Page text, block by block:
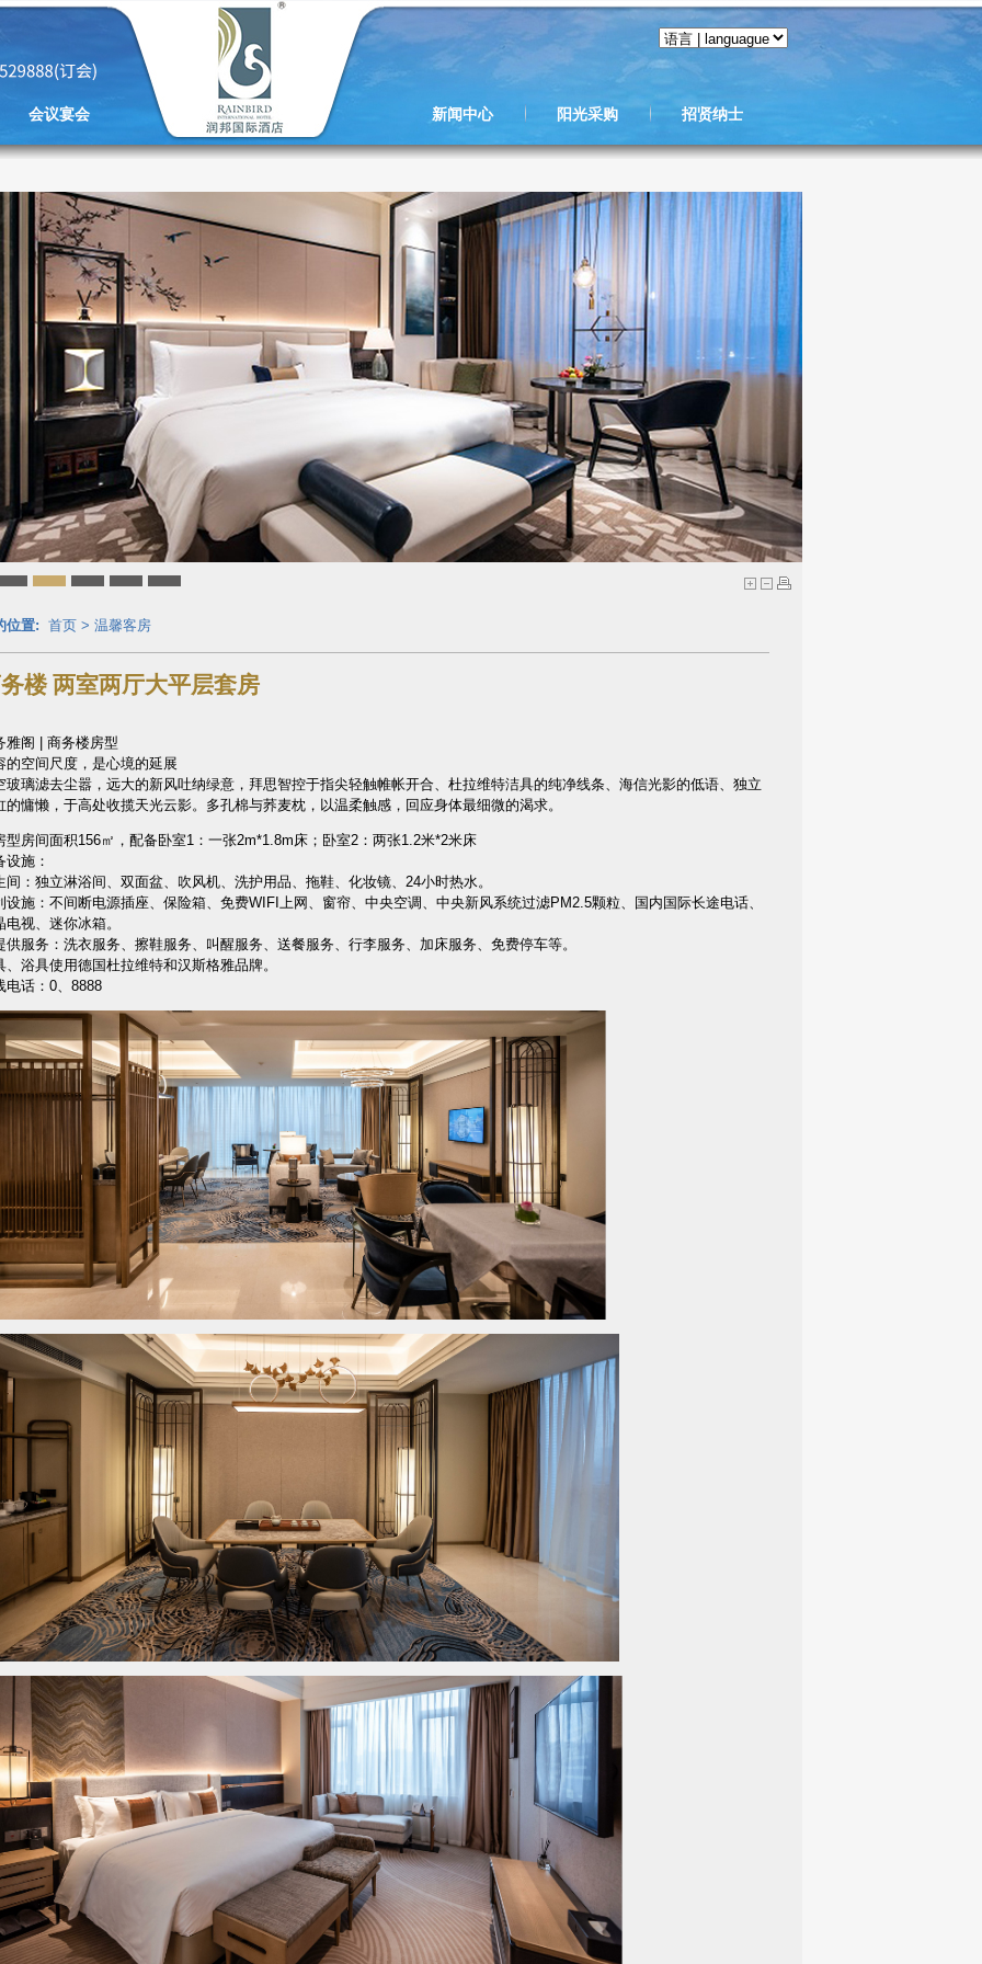
会议宴会 新闻中心 阳光采购 招贤纳士
位置: 首页 > 温馨客房
楼 两室两厅大平层套房
雅阁 | 商务楼房型
的空间尺度，是心境的延展
玻璃滤去尘嚣，远大的新风吐纳绿意，拜思智控于指尖轻触帷帐开合、杜拉维特洁具的纯净线条、海信光影的低语、独立
的慵懒，于高处收揽天光云影。多孔棉与荞麦枕，以温柔触感，回应身体最细微的渴求。
型房间面积156㎡，配备卧室1：一张2m*1.8m床；卧室2：两张1.2米*2米床
设施：
间：独立淋浴间、双面盆、吹风机、洗护用品、拖鞋、化妆镜、24小时热水。
设施：不间断电源插座、保险箱、免费WIFI上网、窗帘、中央空调、中央新风系统过滤PM2.5颗粒、国内国际长途电话、
电视、迷你冰箱。
供服务：洗衣服务、擦鞋服务、叫醒服务、送餐服务、行李服务、加床服务、免费停车等。
、浴具使用德国杜拉维特和汉斯格雅品牌。
电话：0、8888